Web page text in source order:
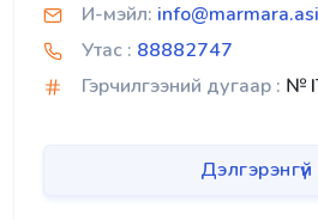
И-мэйл:
Утас : 88882747
Гэрчилгээний дугаар : №
Дэлгэрэнгүй